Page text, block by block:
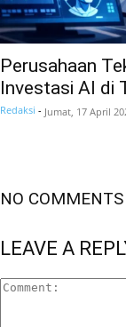
Perusahaan
Investasi AI di
Redaksi - Jumat, 17 April
NO COMMENTS
LEAVE A